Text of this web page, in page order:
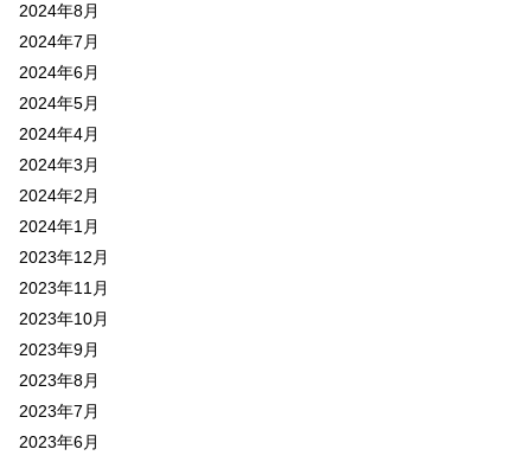
2024年8月
2024年7月
2024年6月
2024年5月
2024年4月
2024年3月
2024年2月
2024年1月
2023年12月
2023年11月
2023年10月
2023年9月
2023年8月
2023年7月
2023年6月